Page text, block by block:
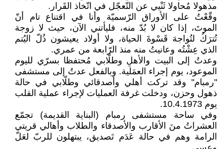
مذهولا مُحاولا ثَنْيي عن التّعجّل في اتّخاذ القَرار.
وقّعْتُ على الأوراق الرّسميّة وأنا في اقتناع تام أنّ
الموتَ، إذا كان لا بُدّ منه، فليأتني الآن، حيث لا زوجة
تُترَكُ لتُواجهَ قَسْوةَ الحياة، ولا أولاد يعيشون ذُلّ اليُتم
الذي عِشْتُه وعانيتُ منه منذ الرّابعة من عمري.
وعدتُ إلى البيت والأهلِ وطلّابي مُحتفظا بسرّي لليوم
الموعود، يوم إجراء العمَلية. وبالفعل عدتُ إلى مستشفى
"رمبام" وقد تركت أهلي وأصدقائي وطلّابي في حالة
ذهول وحزن، ودخلت غرفة العمليات لإجراء عملية القلب
يوم 10.4.1973.
وفي ساحة مستشفى رمبام (البناية القديمة) تجمّع
العشراتُ منَ الأقارب والأصدقاء والطلاب وأهالي قريتي
الرامة وهم في حالة عَدَم تَصديق، يبتهلون للربّ لعَلّ